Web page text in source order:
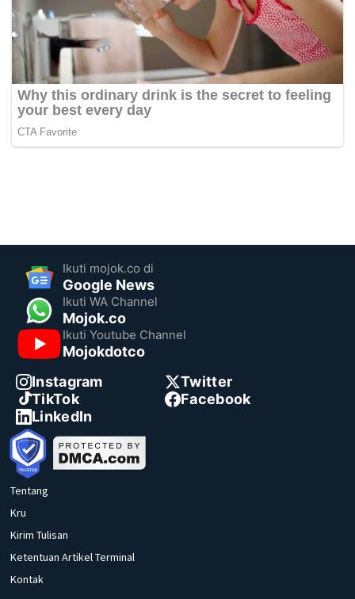
Ikuti mojok.co di
Google News
Ikuti WA Channel
Mojok.co
Ikuti Youtube Channel
Mojokdotco
Instagram
Twitter
TikTok
Facebook
LinkedIn
Tentang
Kru
Kirim Tulisan
Ketentuan Artikel Terminal
Kontak